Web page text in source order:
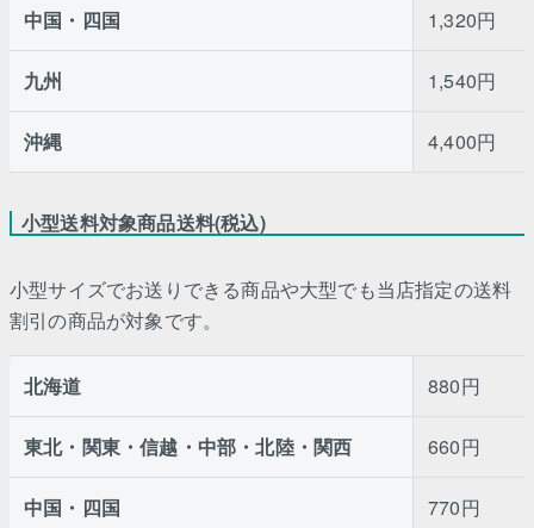
中国・四国 1,320円
九州 1,540円
沖縄 4,400円
小型送料対象商品送料(税込)
小型サイズでお送りできる商品や大型でも当店指定の送料
割引の商品が対象です。
北海道 880円
東北・関東・信越・中部・北陸・関西 660円
中国・四国 770円